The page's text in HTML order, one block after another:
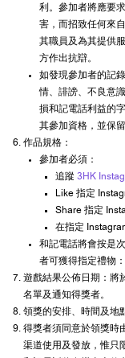
利。參加者將應要
害，而招致任何來
其職員及為其提供
方作出抗辯。
如發現參加者的記
情、誹謗、不良意
損和記電話利益的
其參加資格，並保留
作品規格：
參加者必須：
追蹤 3HK
Like 指定
Share 指定
在指定
和記電話將會按是
者可獲得指定禮物
遊戲結果公佈日期：將
名單及通知得獎者。
領獎的安排、時間及地
得獎者須同意於領獎時
渠道使用及發放，惟只